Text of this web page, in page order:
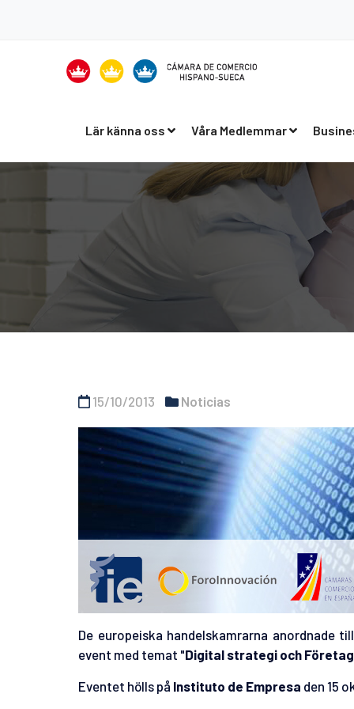
Lär känna oss Våra Medlemmar
15/10/2013 Noticias
De europeiska handelskamrarna anordnade
event med temat "Digital strategi och
Eventet hölls på Instituto de Empresa den 15